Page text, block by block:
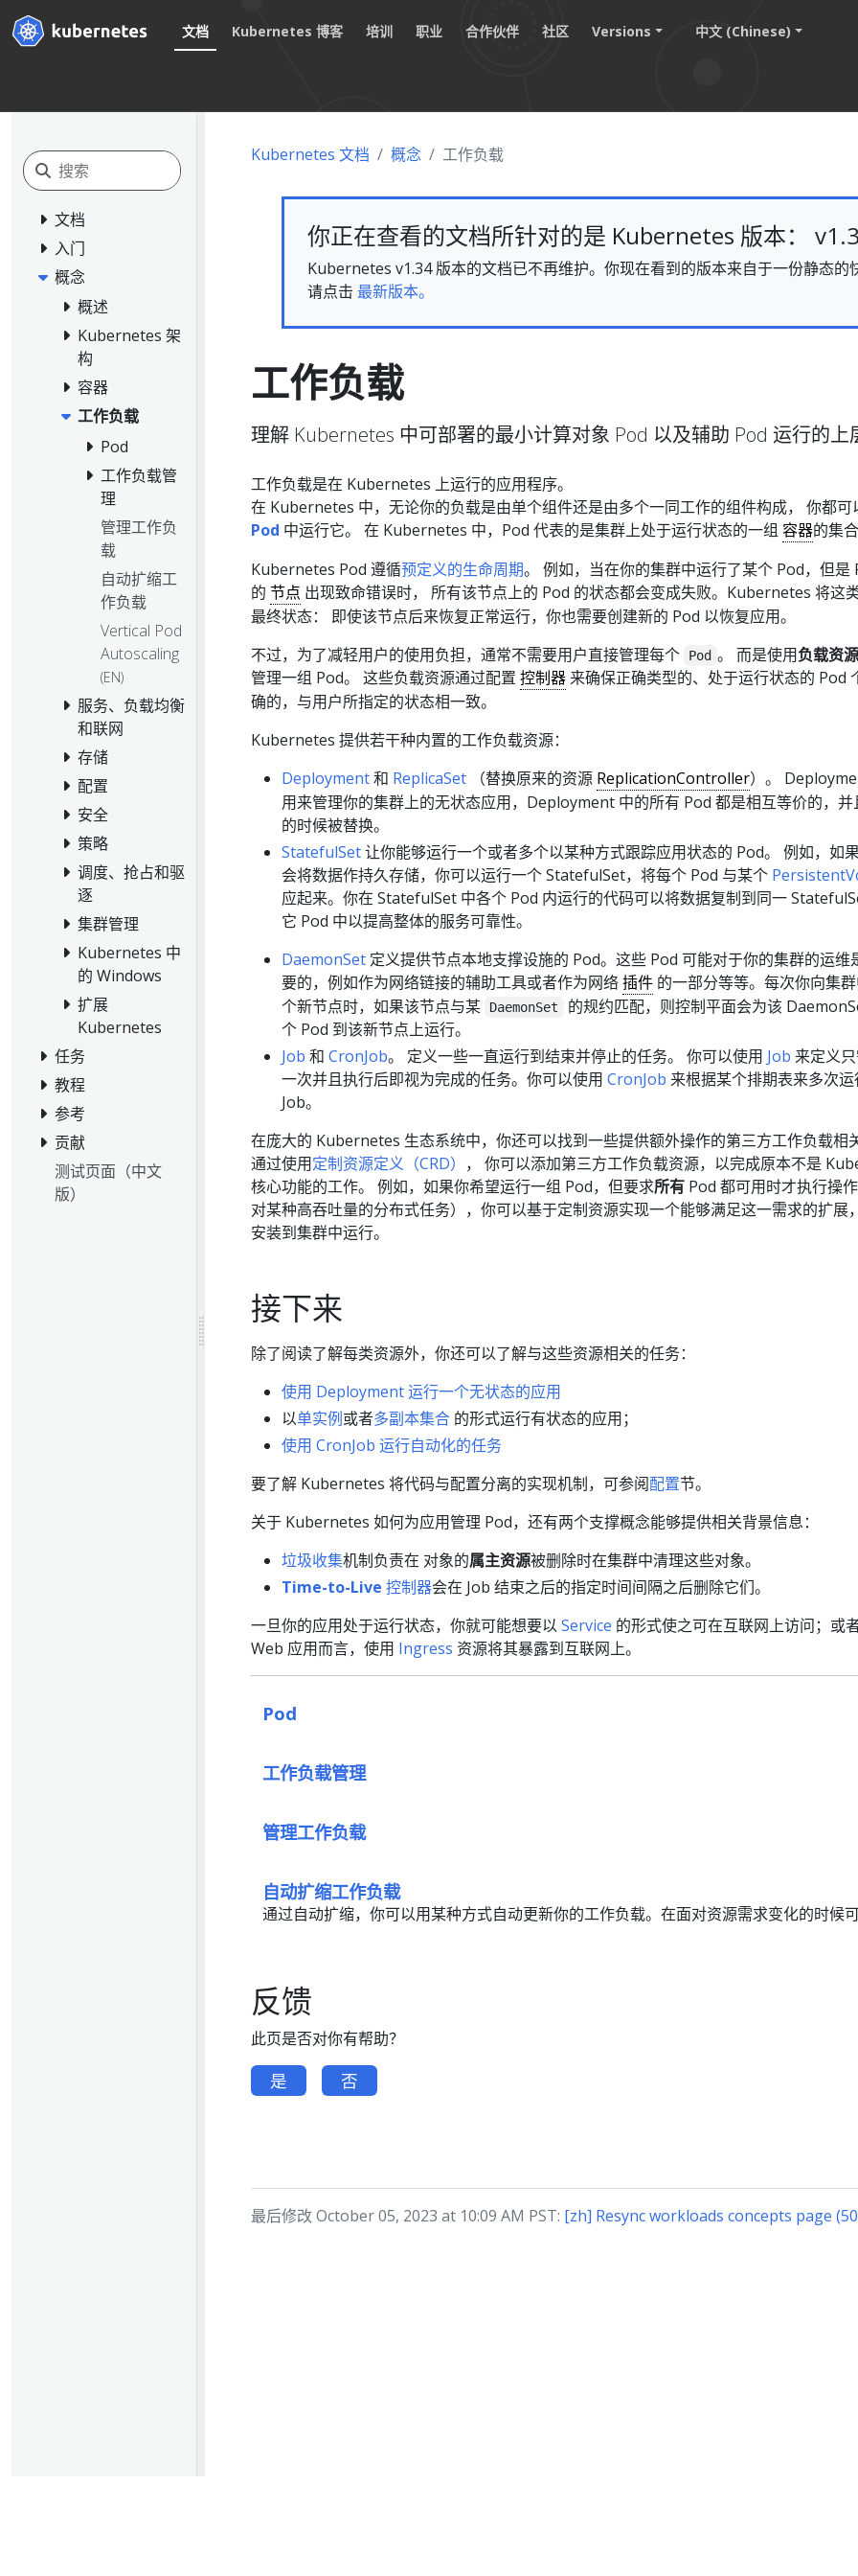
文档 Kubernetes 博客 培训 职业 合作伙伴 社区 Versions 中文 (Chinese)
文档
入门
概念
概述
Kubernetes 架
构
容器
工作负载
Pod
工作负载管
理
管理工作负
载
自动扩缩工
作负载
Vertical Pod
Autoscaling
(EN)
服务、负载均衡
和联网
存储
配置
安全
策略
调度、抢占和驱
逐
集群管理
Kubernetes 中
的 Windows
扩展
Kubernetes
任务
教程
参考
贡献
测试页面（中文
版）
Kubernetes 文档 概念 工作负载
你正在查看的文档所针对的是 Kubernetes 版本：
Kubernetes v1.34 版本的文档已不再维护。你现在看到的版本来自于一份静态的
请点击 最新版本。
工作负载
理解 Kubernetes 中可部署的最小计算对象 Pod 以及辅助 Pod 运行的上
工作负载是在 Kubernetes 上运行的应用程序。
在 Kubernetes 中，无论你的负载是由单个组件还是由多个一同工作的组件构成， 你都可
Pod 中运行它。 在 Kubernetes 中，Pod 代表的是集群上处于运行状态的一组 容器的集
Kubernetes Pod 遵循预定义的生命周期。 例如，当在你的集群中运行了某个 Pod，但是
的 节点 出现致命错误时， 所有该节点上的 Pod 的状态都会变成失败。Kubernetes 将这
最终状态： 即使该节点后来恢复正常运行，你也需要创建新的 Pod 以恢复应用。
不过，为了减轻用户的使用负担，通常不需要用户直接管理每个
Pod 。 而是使用负载资源
管理一组 Pod。 这些负载资源通过配置 控制器 来确保正确类型的、处于运行状态的 Pod
确的，与用户所指定的状态相一致。
Kubernetes 提供若干种内置的工作负载资源：
Deployment和 ReplicaSet （替换原来的资源 ReplicationController）。
用来管理你的集群上的无状态应用，Deployment 中的所有 Pod 都是相互等价的，并
的时候被替换。
StatefulSet让你能够运行一个或者多个以某种方式跟踪应用状态的 Pod。 例如，如
会将数据作持久存储，你可以运行一个 StatefulSet，将每个 Pod 与某个
应起来。你在 StatefulSet 中各个 Pod 内运行的代码可以将数据复制到同一
它 Pod 中以提高整体的服务可靠性。
DaemonSet 定义提供节点本地支撑设施的 Pod。这些 Pod 可能对于你的集群的运维
要的，例如作为网络链接的辅助工具或者作为网络插件 的一部分等等。每次你向集
个新节点时，如果该节点与某
DaemonSet
的规约匹配，则控制平面会为该
个 Pod 到该新节点上运行。
Job 和 CronJob。 定义一些一直运行到结束并停止的任务。 你可以使用 Job 来定义
一次并且执行后即视为完成的任务。你可以使用 CronJob 来根据某个排期表来多次
Job。
在庞大的 Kubernetes 生态系统中，你还可以找到一些提供额外操作的第三方工作负载相
通过使用定制资源定义（CRD） ， 你可以添加第三方工作负载资源，以完成原本不是
核心功能的工作。 例如，如果你希望运行一组 Pod，但要求所有 Pod 都可用时才执行操
对某种高吞吐量的分布式任务），你可以基于定制资源实现一个能够满足这一需求的扩展
安装到集群中运行。
接下来
除了阅读了解每类资源外，你还可以了解与这些资源相关的任务：
使用 Deployment 运行一个无状态的应用
以单实例或者多副本集合 的形式运行有状态的应用；
使用 CronJob 运行自动化的任务
要了解 Kubernetes 将代码与配置分离的实现机制，可参阅配置节。
关于 Kubernetes 如何为应用管理 Pod，还有两个支撑概念能够提供相关背景信息：
垃圾收集机制负责在 对象的属主资源被删除时在集群中清理这些对象。
Time-to-Live 控制器会在 Job 结束之后的指定时间间隔之后删除它们。
一旦你的应用处于运行状态，你就可能想要以 Service 的形式使之可在互联网上访问；或
Web 应用而言，使用 Ingress 资源将其暴露到互联网上。
Pod
工作负载管理
管理工作负载
自动扩缩工作负载
通过自动扩缩，你可以用某种方式自动更新你的工作负载。在面对资源需求变化的时候
反馈
此页是否对你有帮助？
是 否
最后修改 October 05, 2023 at 10:09 AM PST: [zh] Resync workloads concepts page